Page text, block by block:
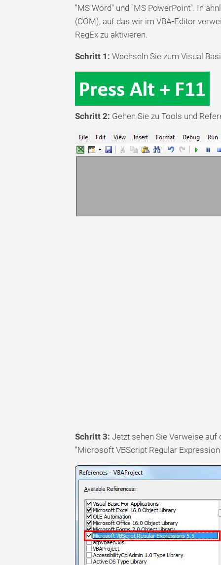
"MS Word" und "MS PowerPoint". In
(COM), auf das wir im VBA-Editor
RegEx zu aktivieren.
Schritt 1: Wechseln Sie zum Visual
Schritt 2: Gehen Sie zu Tools und
Schritt 3: Jetzt sehen Sie Verweise auf
"Microsoft VBScript Regular Expression